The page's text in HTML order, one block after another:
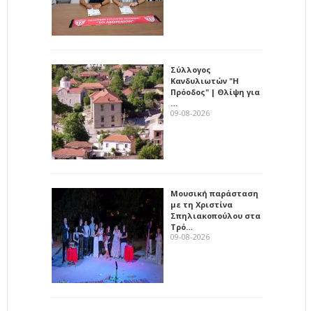
Σύλλογος
Κανδυλιωτών "Η
Πρόοδος" | Θλίψη για
…
09-08-2026
Μουσική παράσταση
με τη Χριστίνα
Σπηλιακοπούλου στα
Τρό…
09-08-2026